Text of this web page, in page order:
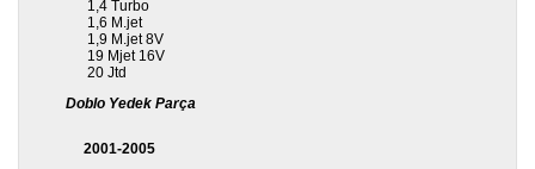
1,4 Turbo
1,6 M.jet
1,9 M.jet 8V
19 Mjet 16V
20 Jtd
Doblo Yedek Parça
2001-2005